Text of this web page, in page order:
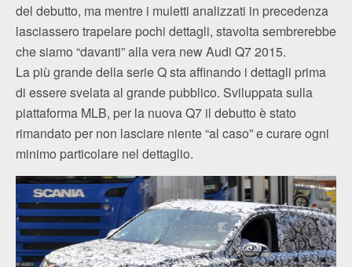
del debutto, ma mentre i muletti analizzati in precedenza
lasciassero trapelare pochi dettagli, stavolta sembrerebbe
che siamo “davanti” alla vera new Audi Q7 2015.
La più grande della serie Q sta affinando i dettagli prima
di essere svelata al grande pubblico. Sviluppata sulla
piattaforma MLB, per la nuova Q7 il debutto è stato
rimandato per non lasciare niente “al caso” e curare ogni
minimo particolare nel dettaglio.